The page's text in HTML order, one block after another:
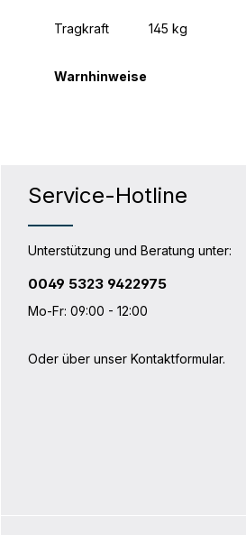
Tragkraft 145 kg
Warnhinweise
Service-Hotline
Unterstützung und Beratung unter:
0049 5323 9422975
Mo-Fr: 09:00 - 12:00
Oder über unser Kontaktformular.